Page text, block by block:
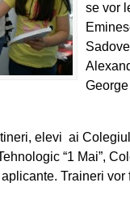
se vor
elevi ai
“1 Mai”,
Traineri